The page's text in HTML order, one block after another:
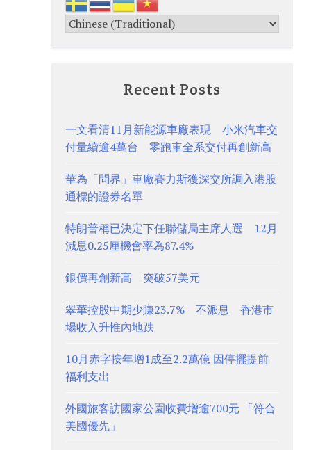
Recent Posts
一文看清11月新能源車廠表現 小米汽車交
付量續逾4萬台 零跑車全系交付再創新高
華為「問界」車廠賽力斯獲深交所調入港股
通標的證券名單
特朗普稱已決定下任聯儲局主席人選 12月
減息0.25厘機會率為87.4%
銀價再創新高 突破57美元
翠華控股中期少賺23.7% 不派息 香港市
場收入升惟內地跌
10月赤字按年增1成至2.2萬億 因停擺提前
福利支出
外國旅客訪國家公園收費增逾700元 「符合
美國優先」